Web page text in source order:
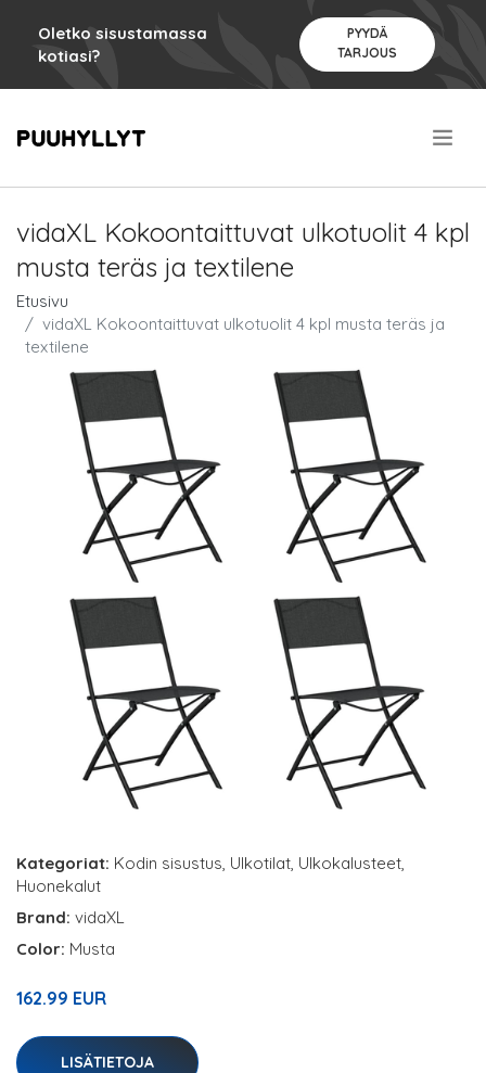
Oletko sisustamassa
kotiasi?
PYYDÄ
TARJOUS
vidaXL Kokoontaittuvat ulkotuolit 4 kpl
musta teräs ja textilene
Etusivu
vidaXL Kokoontaittuvat ulkotuolit 4 kpl musta teräs ja
textilene
Kategoriat: Kodin sisustus, Ulkotilat, Ulkokalusteet,
Huonekalut
Brand: vidaXL
Color: Musta
162.99 EUR
LISÄTIETOJA